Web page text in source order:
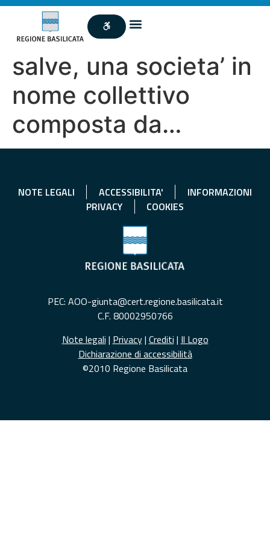
salve, una societa’ in
nome collettivo
composta da…
NOTE LEGALI ACCESSIBILITA'
INFORMAZIONI
PRIVACY
COOKIES
PEC: AOO-giunta@cert.regione.basilicata.it
C.F. 80002950766
Note legali | Privacy| Crediti | Il Logo
Dichiarazione di accessibilità
©2010 Regione Basilicata